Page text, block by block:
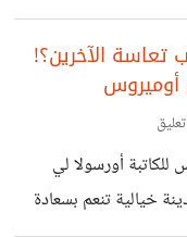
تعقيداً؛ وهي الرغبة
مثلاً شخصية الصديق
المطلق
الإنسانية إلى
مفهوم هذا الصديق.
كأننا نحدث أنفسنا
تعاسة الآخرين؟!
أوميروس
أورسولا لي
خيالية تنعم بسعادة